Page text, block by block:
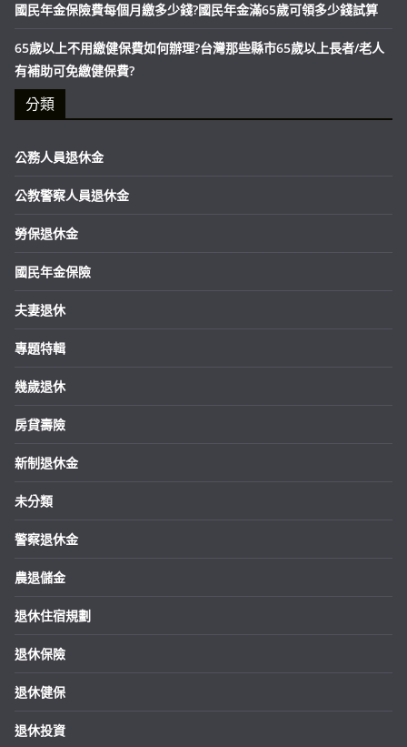
國民年金保險費每個月繳多少錢?國民年金滿65歲可領多少錢試算
65歲以上不用繳健保費如何辦理?台灣那些縣市65歲以上長者/老人
有補助可免繳健保費?
分類
公務人員退休金
公教警察人員退休金
勞保退休金
國民年金保險
夫妻退休
專題特輯
幾歲退休
房貸壽險
新制退休金
未分類
警察退休金
農退儲金
退休住宿規劃
退休保險
退休健保
退休投資